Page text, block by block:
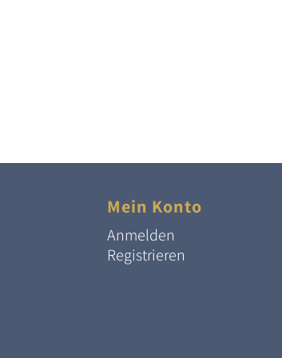
Mein Konto
Anmelden
Registrieren